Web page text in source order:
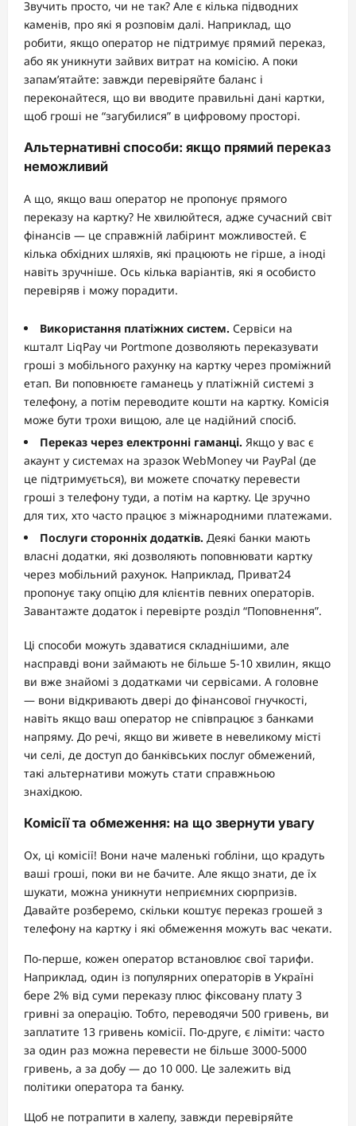
Звучить просто, чи не так? Але є кілька підводних
каменів, про які я розповім далі. Наприклад, що
робити, якщо оператор не підтримує прямий переказ,
або як уникнути зайвих витрат на комісію. А поки
запам’ятайте: завжди перевіряйте баланс і
переконайтеся, що ви вводите правильні дані картки,
щоб гроші не “загубилися” в цифровому просторі.
Альтернативні способи: якщо прямий переказ
неможливий
А що, якщо ваш оператор не пропонує прямого
переказу на картку? Не хвилюйтеся, адже сучасний світ
фінансів — це справжній лабіринт можливостей. Є
кілька обхідних шляхів, які працюють не гірше, а іноді
навіть зручніше. Ось кілька варіантів, які я особисто
перевіряв і можу порадити.
Використання платіжних систем. Сервіси на
кшталт LiqPay чи Portmone дозволяють переказувати
гроші з мобільного рахунку на картку через проміжний
етап. Ви поповнюєте гаманець у платіжній системі з
телефону, а потім переводите кошти на картку. Комісія
може бути трохи вищою, але це надійний спосіб.
Переказ через електронні гаманці. Якщо у вас є
акаунт у системах на зразок WebMoney чи PayPal (де
це підтримується), ви можете спочатку перевести
гроші з телефону туди, а потім на картку. Це зручно
для тих, хто часто працює з міжнародними платежами.
Послуги сторонніх додатків. Деякі банки мають
власні додатки, які дозволяють поповнювати картку
через мобільний рахунок. Наприклад, Приват24
пропонує таку опцію для клієнтів певних операторів.
Завантажте додаток і перевірте розділ “Поповнення”.
Ці способи можуть здаватися складнішими, але
насправді вони займають не більше 5-10 хвилин, якщо
ви вже знайомі з додатками чи сервісами. А головне
— вони відкривають двері до фінансової гнучкості,
навіть якщо ваш оператор не співпрацює з банками
напряму. До речі, якщо ви живете в невеликому місті
чи селі, де доступ до банківських послуг обмежений,
такі альтернативи можуть стати справжньою
знахідкою.
Комісії та обмеження: на що звернути увагу
Ох, ці комісії! Вони наче маленькі гобліни, що крадуть
ваші гроші, поки ви не бачите. Але якщо знати, де їх
шукати, можна уникнути неприємних сюрпризів.
Давайте розберемо, скільки коштує переказ грошей з
телефону на картку і які обмеження можуть вас чекати.
По-перше, кожен оператор встановлює свої тарифи.
Наприклад, один із популярних операторів в Україні
бере 2% від суми переказу плюс фіксовану плату 3
гривні за операцію. Тобто, переводячи 500 гривень, ви
заплатите 13 гривень комісії. По-друге, є ліміти: часто
за один раз можна перевести не більше 3000-5000
гривень, а за добу — до 10 000. Це залежить від
політики оператора та банку.
Щоб не потрапити в халепу, завжди перевіряйте